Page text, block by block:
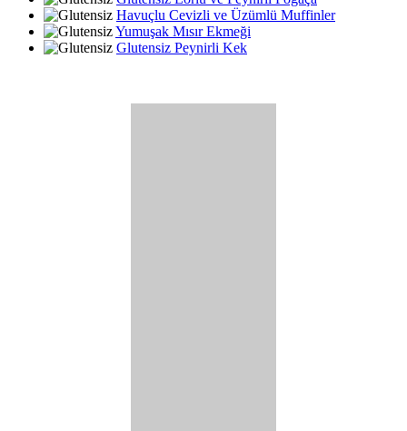
Havuçlu Cevizli ve Üzümlü Muffinler
Yumuşak Mısır Ekmeği
Glutensiz Peynirli Kek